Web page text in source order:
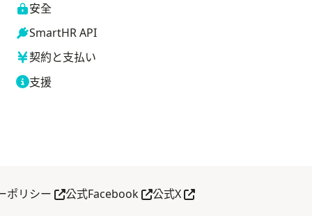
安全
SmartHR API
契約と支払い
支援
ポリシー 另開分頁
公式Facebook另開分頁
公式X另開分頁